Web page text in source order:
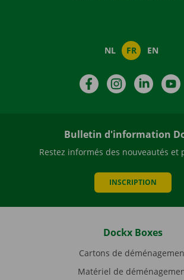
NL FR EN
FacebookInstagramLinkedIn
Bulletin d'information
Restez informés des nouveautés et
INSCRIPTION
Dockx Boxes
Cartons de
Matériel de